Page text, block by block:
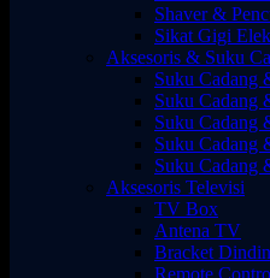
Shaver &
Sikat Gigi
Aksesoris & Suku
Suku Cadang
Suku Cadang
Suku Cadang
Suku Cadang
Suku Cadang
Aksesoris Televisi
TV Box
Antena TV
Bracket
Remote